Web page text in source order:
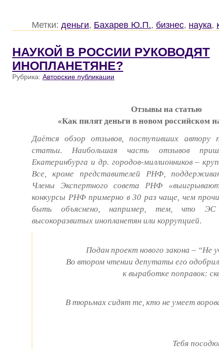
Метки: деньги, Бахарев Ю.П., бизнес, наука,
НАУКОЙ В РОССИИ РУКОВОДЯТ
ИНОПЛАНЕТЯНЕ?
Рубрика: Авторские публикации
Отзывы на статью
«Как пилят деньги в новом российском
Даётся обзор отзывов, поступивших автору
статьи. Наибольшая часть отзывов
Екатеринбурга и др. городов-миллионников –
Все, кроме представителей РНФ,
Члены Экспертного совета РНФ
конкурсы РНФ примерно в 30 раз чаще, чем
быть объяснено, например, тем, что
высокоразвитых инопланетян или коррупцией.
Подан проект нового закона – “Не
Во втором чтении депутаты его
к выработке поправок:
В тюрьмах сидят те, кто не умеет
Тебя